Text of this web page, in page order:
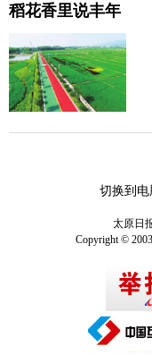
稻花香里说丰年
切换到电
太原日
Copyright ©